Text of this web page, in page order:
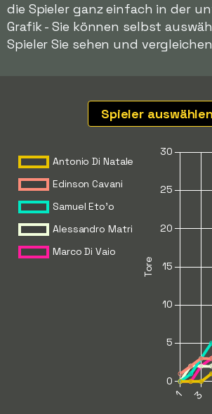
die Spieler ganz einfach in der
Grafik - Sie können selbst
Spieler Sie sehen und
Spieler auswählen